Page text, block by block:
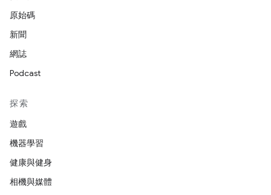
原始碼
新聞
網誌
Podcast
探索
遊戲
機器學習
健康與健身
相機與媒體